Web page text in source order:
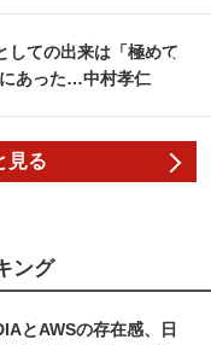
しての出来は「極めて
あった…中村孝仁
見る
ング
とAWSの存在感、日